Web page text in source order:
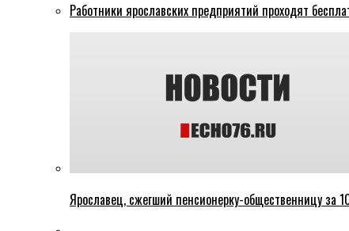
Работники ярославских предприятий проходят
Ярославец, сжегший пенсионерку-общественницу за